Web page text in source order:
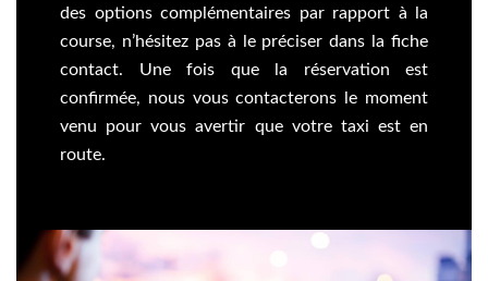
des options complémentaires par rapport à la
course, n’hésitez pas à le préciser dans la fiche
contact. Une fois que la réservation est
confirmée, nous vous contacterons le moment
venu pour vous avertir que votre taxi est en
route.